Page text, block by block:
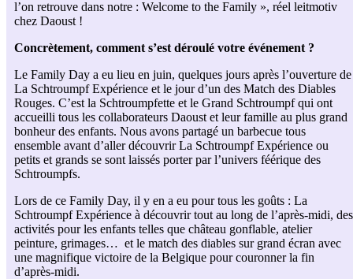
l’on retrouve dans notre : Welcome to the Family », réel leitmotiv
chez Daoust !
Concrètement, comment s’est déroulé votre événement ?
Le Family Day a eu lieu en juin, quelques jours après l’ouverture de
La Schtroumpf Expérience et le jour d’un des Match des Diables
Rouges. C’est la Schtroumpfette et le Grand Schtroumpf qui ont
accueilli tous les collaborateurs Daoust et leur famille au plus grand
bonheur des enfants. Nous avons partagé un barbecue tous
ensemble avant d’aller découvrir La Schtroumpf Expérience ou
petits et grands se sont laissés porter par l’univers féérique des
Schtroumpfs.
Lors de ce Family Day, il y en a eu pour tous les goûts : La
Schtroumpf Expérience à découvrir tout au long de l’après-midi, des
activités pour les enfants telles que château gonflable, atelier
peinture, grimages… et le match des diables sur grand écran avec
une magnifique victoire de la Belgique pour couronner la fin
d’après-midi.